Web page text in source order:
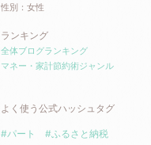
性別： 女性
ランキング
全体ブログランキング
マネー・家計節約術ジャンル
よく使う公式ハッシュタグ
#パート #ふるさと納税